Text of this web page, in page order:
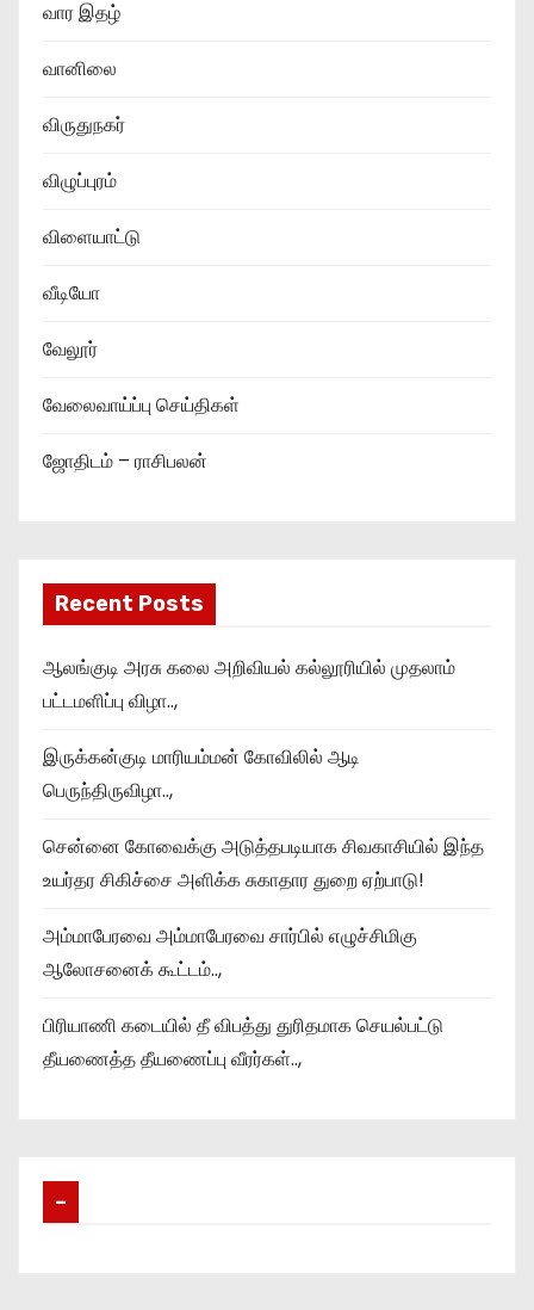
வார இதழ்
வானிலை
விருதுநகர்
விழுப்புரம்
விளையாட்டு
வீடியோ
வேலூர்
வேலைவாய்ப்பு செய்திகள்
ஜோதிடம் – ராசிபலன்
Recent Posts
ஆலங்குடி அரசு கலை அறிவியல் கல்லூரியில் முதலாம்
பட்டமளிப்பு விழா..,
இருக்கன்குடி மாரியம்மன் கோவிலில் ஆடி
பெருந்திருவிழா..,
சென்னை கோவைக்கு அடுத்தபடியாக சிவகாசியில் இந்த
உயர்தர சிகிச்சை அளிக்க சுகாதார துறை ஏற்பாடு!
அம்மாபேரவை அம்மாபேரவை சார்பில் எழுச்சிமிகு
ஆலோசனைக் கூட்டம்..,
பிரியாணி கடையில் தீ விபத்து துரிதமாக செயல்பட்டு
தீயணைத்த தீயணைப்பு வீரர்கள்..,
–